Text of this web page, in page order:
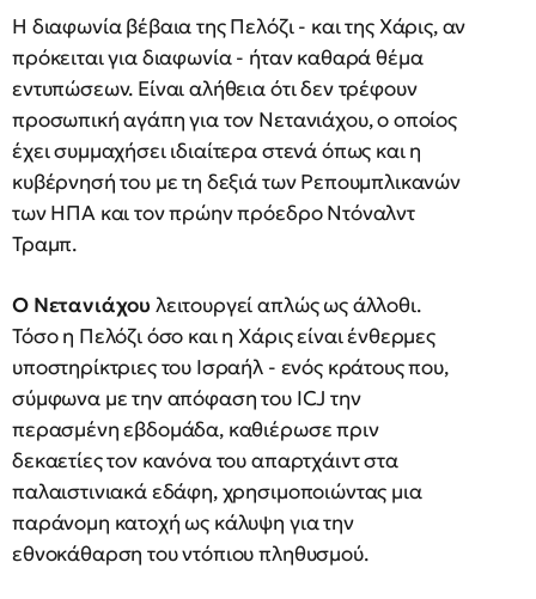
Η διαφωνία βέβαια της Πελόζι - και της Χάρις, αν
πρόκειται για διαφωνία - ήταν καθαρά θέμα
εντυπώσεων. Είναι αλήθεια ότι δεν τρέφουν
προσωπική αγάπη για τον Νετανιάχου, ο οποίος
έχει συμμαχήσει ιδιαίτερα στενά όπως και η
κυβέρνησή του με τη δεξιά των Ρεπουμπλικανών
των ΗΠΑ και τον πρώην πρόεδρο Ντόναλντ
Τραμπ.
Ο Νετανιάχου λειτουργεί απλώς ως άλλοθι.
Τόσο η Πελόζι όσο και η Χάρις είναι ένθερμες
υποστηρίκτριες του Ισραήλ - ενός κράτους που,
σύμφωνα με την απόφαση του ICJ την
περασμένη εβδομάδα, καθιέρωσε πριν
δεκαετίες τον κανόνα του απαρτχάιντ στα
παλαιστινιακά εδάφη, χρησιμοποιώντας μια
παράνομη κατοχή ως κάλυψη για την
εθνοκάθαρση του ντόπιου πληθυσμού.